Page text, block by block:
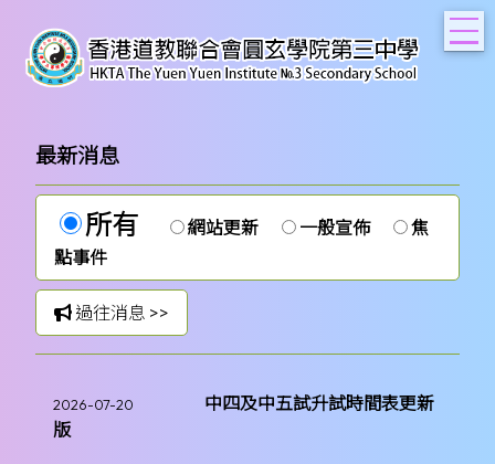
最新消息
所有 網站更新 一般宣佈
焦
點事件
過往消息 >>
2026-07-20
中四及中五試升試時間表更新
版